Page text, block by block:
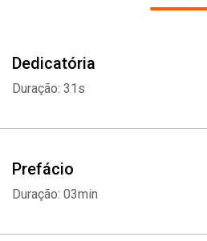
Dedicatória
Duração: 31s
Prefácio
Duração: 03min